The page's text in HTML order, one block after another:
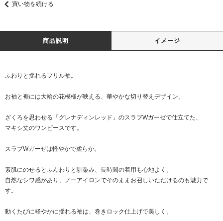
買い物を続ける
商品説明 イメージ
ふわりと揺れるフリル袖。
お袖と裾には大輪の花模様が映える、華やかな切り替えデザイン。
ざくろを思わせる「グレナディンレッド」のスラブWガーゼで仕立てた、
マキシ丈のワンピースです。
スラブWガーゼは軽やかで柔らか。
素肌にのせるとふんわりと馴染み、長時間の着用も心地よく。
自然なシワ感があり、ノーアイロンでそのままお召しいただけるのも魅力で
す。
動くたびに軽やかに揺れる袖は、巻きロック仕上げで美しく。